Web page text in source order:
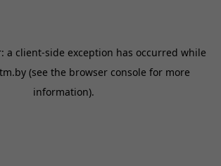
a client-side exception has occurred while
(see the browser console for more
information).